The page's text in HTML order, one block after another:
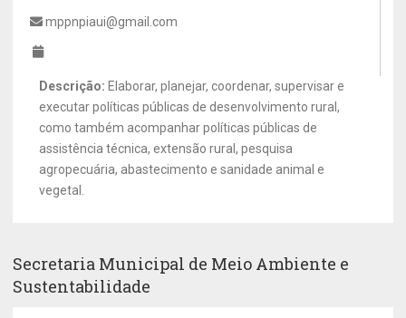
mppnpiaui@gmail.com
Descrição: Elaborar, planejar, coordenar, supervisar e
executar políticas públicas de desenvolvimento rural,
como também acompanhar políticas públicas de
assistência técnica, extensão rural, pesquisa
agropecuária, abastecimento e sanidade animal e
vegetal.
Secretaria Municipal de Meio Ambiente e
Sustentabilidade